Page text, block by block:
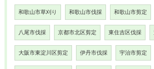
和歌山市草刈り 和歌山市伐採 和歌山市剪定
八尾市伐採 京都市北区剪定 東住吉区伐採
大阪市東淀川区剪定 伊丹市伐採 宇治市剪定